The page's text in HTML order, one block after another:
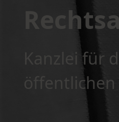
Kanzlei für
öffentlichen